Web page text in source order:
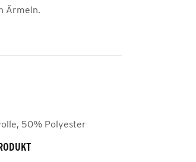
Ärmeln.
50% Polyester